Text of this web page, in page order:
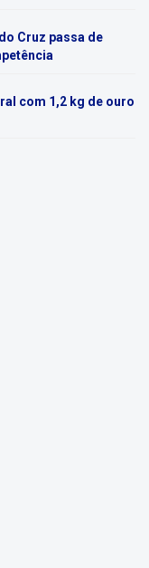
Cruz passa de
com 1,2 kg de ouro